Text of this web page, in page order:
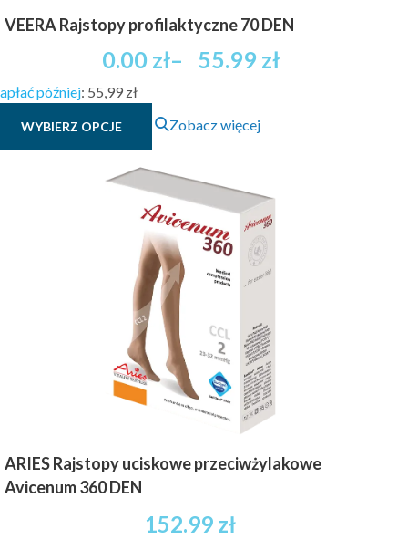
VEERA Rajstopy profilaktyczne 70 DEN
0.00 zł– 55.99 zł
Zakres
0.00 zł
do
55.99 zł
brutto
później: 55,99 zł
WYBIERZ OPCJE
Ten
produkt
wiele
wariantów.
Opcje
można
wybrać
na
stronie
produktu
Zobacz więcej
ARIES Rajstopy uciskowe przeciwżylakowe
Avicenum 360 DEN
152.99 zł